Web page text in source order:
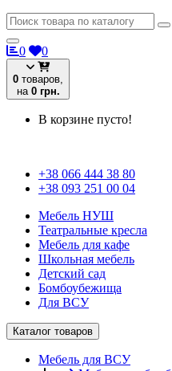
0 0
0 товаров,
на 0 грн.
В корзине пусто!
+38 066 444 38 80
+38 093 251 00 04
Мебель НУШ
Театральные кресла
Мебель для кафе
Школьная мебель
Детский сад
Бомбоубежища
Для ВСУ
Каталог товаров
Мебель для ВСУ